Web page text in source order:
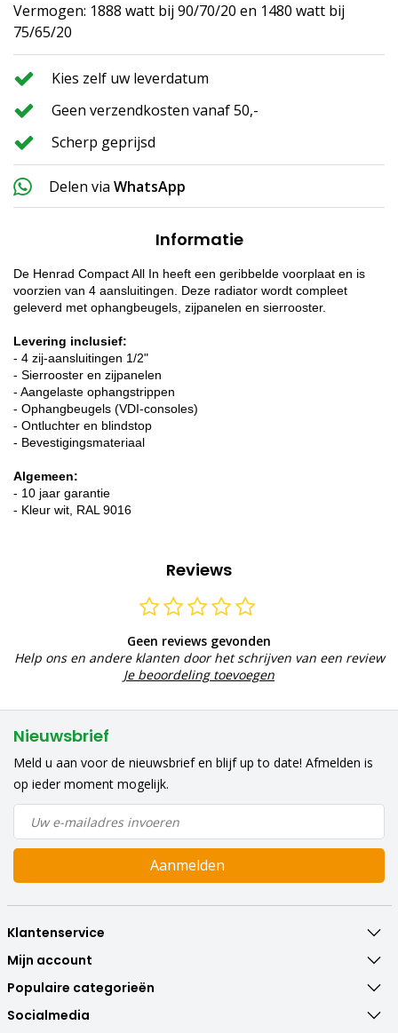
Vermogen: 1888 watt bij 90/70/20 en 1480 watt bij
75/65/20
Kies zelf uw leverdatum
Geen verzendkosten vanaf 50,-
Scherp geprijsd
Delen via WhatsApp
Informatie
De Henrad Compact All In heeft een geribbelde voorplaat en is
voorzien van 4 aansluitingen. Deze radiator wordt compleet
geleverd met ophangbeugels, zijpanelen en sierrooster.
Levering inclusief:
- 4 zij-aansluitingen 1/2"
- Sierrooster en zijpanelen
- Aangelaste ophangstrippen
- Ophangbeugels (VDI-consoles)
- Ontluchter en blindstop
- Bevestigingsmateriaal
Algemeen:
- 10 jaar garantie
- Kleur wit, RAL 9016
Reviews
Geen reviews gevonden
Help ons en andere klanten door het schrijven van een review
Je beoordeling toevoegen
Nieuwsbrief
Meld u aan voor de nieuwsbrief en blijf up to date! Afmelden is
op ieder moment mogelijk.
Aanmelden
Klantenservice
Mijn account
Populaire categorieën
Socialmedia